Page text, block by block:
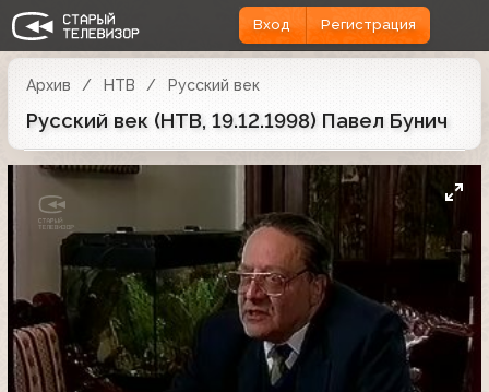
Вход Регистрация
Архив НТВ Русский век
Русский век (НТВ, 19.12.1998) Павел Бунич